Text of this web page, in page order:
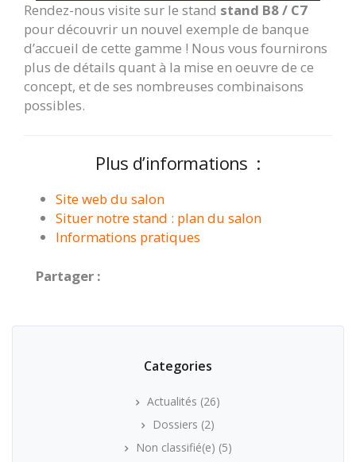
Rendez-nous visite sur le stand stand B8 / C7
pour découvrir un nouvel exemple de banque
d’accueil de cette gamme ! Nous vous fournirons
plus de détails quant à la mise en oeuvre de ce
concept, et de ses nombreuses combinaisons
possibles.
Plus d’informations :
Site web du salon
Situer notre stand : plan du salon
Informations pratiques
Partager :
Categories
Actualités (26)
Dossiers (2)
Non classifié(e) (5)